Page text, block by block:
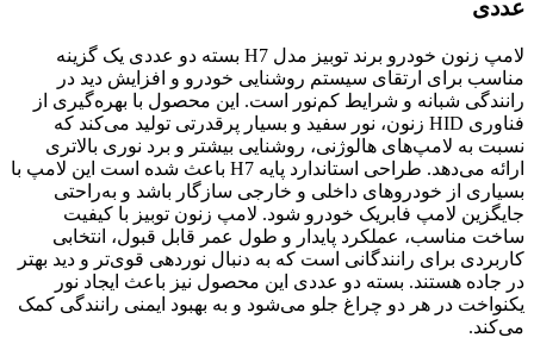
عددی
لامپ زنون خودرو برند توبیز مدل H7 بسته دو عددی یک گزینه
مناسب برای ارتقای سیستم روشنایی خودرو و افزایش دید در
رانندگی شبانه و شرایط کم‌نور است. این محصول با بهره‌گیری از
فناوری HID زنون، نور سفید و بسیار پرقدرتی تولید می‌کند که
نسبت به لامپ‌های هالوژنی، روشنایی بیشتر و برد نوری بالاتری
ارائه می‌دهد. طراحی استاندارد پایه H7 باعث شده است این لامپ با
بسیاری از خودروهای داخلی و خارجی سازگار باشد و به‌راحتی
جایگزین لامپ فابریک خودرو شود. لامپ زنون توبیز با کیفیت
ساخت مناسب، عملکرد پایدار و طول عمر قابل قبول، انتخابی
کاربردی برای رانندگانی است که به دنبال نوردهی قوی‌تر و دید بهتر
در جاده هستند. بسته دو عددی این محصول نیز باعث ایجاد نور
یکنواخت در هر دو چراغ جلو می‌شود و به بهبود ایمنی رانندگی کمک
می‌کند.